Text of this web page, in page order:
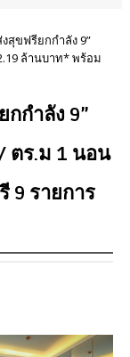
สุขฟรียกกำลัง 9”
ล้านบาท* พร้อม
กกำลัง 9”
ตร.ม 1 นอน
9 รายการ